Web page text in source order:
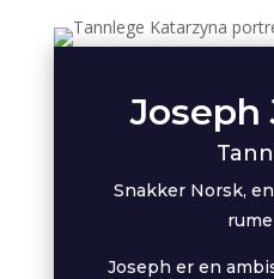
Joseph
Snakker Norsk,
Joseph er en